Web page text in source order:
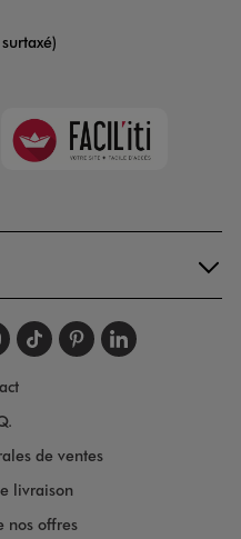
Faciliti
sur
nous sur
nous sur
nous
Suivez-nous
Suivez-
de ventes
livraison
nos offres